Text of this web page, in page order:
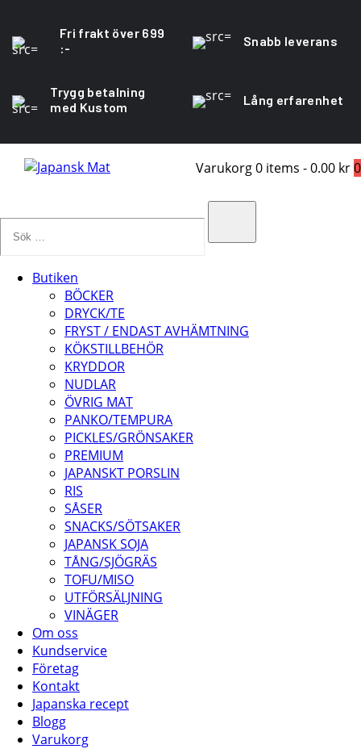
Fri frakt över 699
:-
Snabb leverans
Trygg betalning
med Kustom
Lång erfarenhet
Varukorg0 items -0.00 kr0
Butiken
BÖCKER
DRYCK/TE
FRYST / ENDAST AVHÄMTNING
KÖKSTILLBEHÖR
KRYDDOR
NUDLAR
ÖVRIG MAT
PANKO/TEMPURA
PICKLES/GRÖNSAKER
PREMIUM
JAPANSKT PORSLIN
RIS
SÅSER
SNACKS/SÖTSAKER
JAPANSK SOJA
TÅNG/SJÖGRÄS
TOFU/MISO
UTFÖRSÄLJNING
VINÄGER
Om oss
Kundservice
Företag
Kontakt
Japanska recept
Blogg
Varukorg